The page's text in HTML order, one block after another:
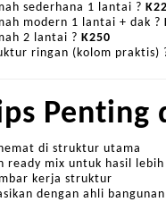
sederhana 1 lantai ?
modern 1 lantai + dak ?
2 lantai ? K250
ringan (kolom praktis)
Penting
di struktur utama
ready mix untuk hasil
kerja struktur
dengan ahli bangunan